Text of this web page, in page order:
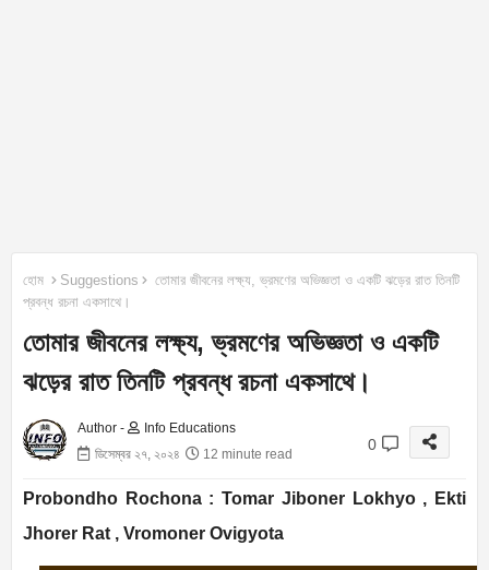
হোম Suggestions
তোমার জীবনের লক্ষ্য, ভ্রমণের অভিজ্ঞতা ও একটি ঝড়ের রাত তিনটি
প্রবন্ধ রচনা একসাথে।
তোমার জীবনের লক্ষ্য, ভ্রমণের অভিজ্ঞতা ও একটি
ঝড়ের রাত তিনটি প্রবন্ধ রচনা একসাথে।
Author -
Info Educations
ডিসেম্বর ২৭, ২০২৪
12 minute read
0
Probondho Rochona : Tomar Jiboner Lokhyo , Ekti
Jhorer Rat , Vromoner Ovigyota